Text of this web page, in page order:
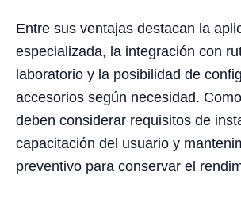
Entre sus ventajas destacan la
especializada, la integración con
laboratorio y la posibilidad de
accesorios según necesidad.
deben considerar requisitos de
capacitación del usuario y
preventivo para conservar el